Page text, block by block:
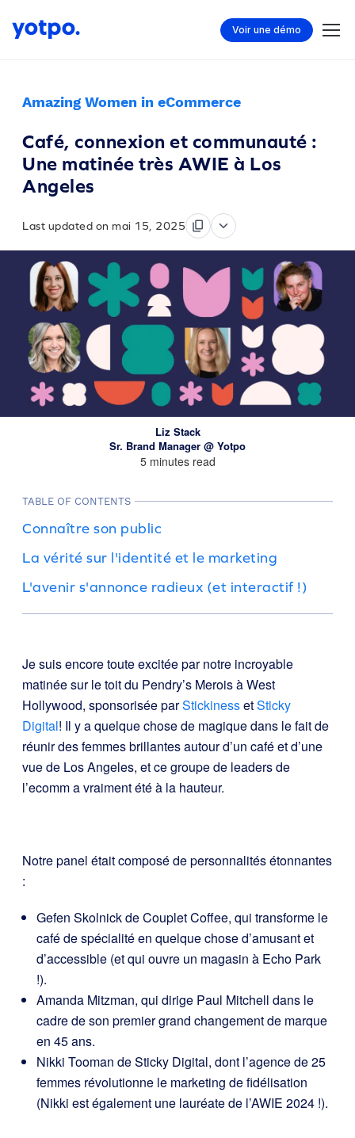
Voir une démo
Amazing Women in eCommerce
Café, connexion et communauté :
Une matinée très AWIE à Los
Angeles
Last updated on mai 15, 2025
Liz Stack
Sr. Brand Manager @ Yotpo
5 minutes read
TABLE OF CONTENTS
Connaître son public
La vérité sur l'identité et le marketing
L'avenir s'annonce radieux (et interactif !)
Je suis encore toute excitée par notre incroyable
matinée sur le toit du Pendry’s Merois à West
Hollywood, sponsorisée parStickinessetSticky
Digital! Il y a quelque chose de magique dans le fait de
réunir des femmes brillantes autour d’un café et d’une
vue de Los Angeles, et ce groupe de leaders de
l’ecomm a vraiment été à la hauteur.
Notre panel était composé de personnalités étonnantes
:
Gefen Skolnick de Couplet Coffee, qui transforme le
café de spécialité en quelque chose d’amusant et
d’accessible (et qui ouvre un magasin à Echo Park
!).
Amanda Mitzman, qui dirige Paul Mitchell dans le
cadre de son premier grand changement de marque
en 45 ans.
Nikki Tooman de Sticky Digital, dont l’agence de 25
femmes révolutionne le marketing de fidélisation
(Nikki est également une lauréate de l’AWIE 2024 !).